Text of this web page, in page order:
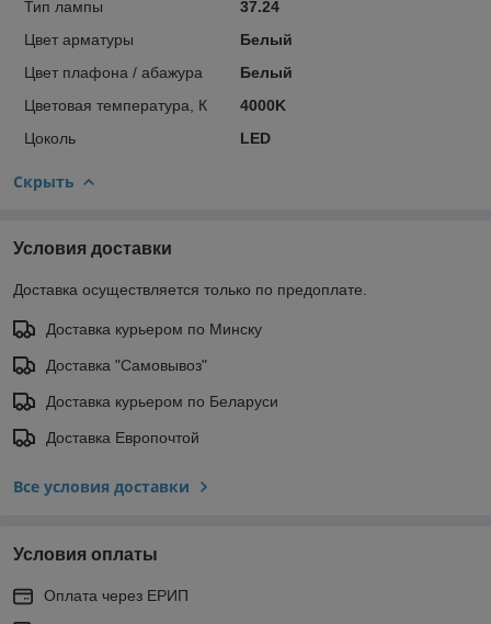
Тип лампы
37.24
Цвет арматуры
Белый
Цвет плафона / абажура
Белый
Цветовая температура, К
4000K
Цоколь
LED
Скрыть
Условия доставки
Доставка осуществляется только по предоплате.
Доставка курьером по Минску
Доставка "Самовывоз"
Доставка курьером по Беларуси
Доставка Европочтой
Все условия доставки
Условия оплаты
Оплата через ЕРИП